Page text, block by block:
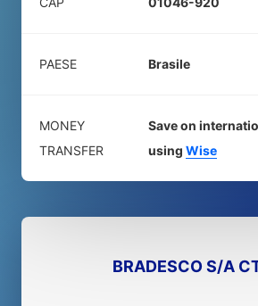
PAESE Brasile
MONEY
TRANSFER
Save on
using Wise
BRADESCO S/A